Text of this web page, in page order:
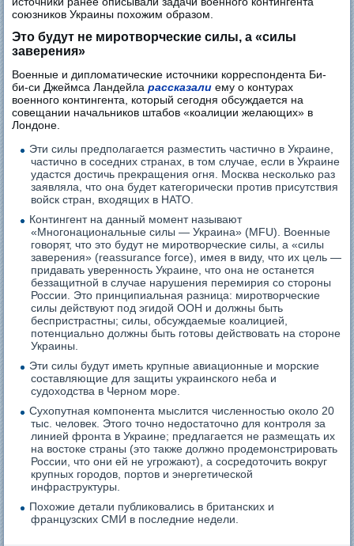
союзников Украины похожим образом.
Это будут не миротворческие силы, а «силы
заверения»
Военные и дипломатические источники корреспондента Би-
би-си Джеймса Ландейларассказали ему о контурах
военного контингента, который сегодня обсуждается на
совещании начальников штабов «коалиции желающих» в
Лондоне.
Эти силы предполагается разместить частично в Украине,
частично в соседних странах, в том случае, если в Украине
удастся достичь прекращения огня. Москва несколько раз
заявляла, что она будет категорически против присутствия
войск стран, входящих в НАТО.
Контингент на данный момент называют
«Многонациональные силы — Украина» (MFU). Военные
говорят, что это будут не миротворческие силы, а «силы
заверения» (reassurance force), имея в виду, что их цель —
придавать уверенность Украине, что она не останется
беззащитной в случае нарушения перемирия со стороны
России. Это принципиальная разница: миротворческие
силы действуют под эгидой ООН и должны быть
беспристрастны; силы, обсуждаемые коалицией,
потенциально должны быть готовы действовать на стороне
Украины.
Эти силы будут иметь крупные авиационные и морские
составляющие для защиты украинского неба и
судоходства в Черном море.
Сухопутная компонента мыслится численностью около 20
тыс. человек. Этого точно недостаточно для контроля за
линией фронта в Украине; предлагается не размещать их
на востоке страны (это также должно продемонстрировать
России, что они ей не угрожают), а сосредоточить вокруг
крупных городов, портов и энергетической
инфраструктуры.
Похожие детали публиковались в британских и
французских СМИ в последние недели.